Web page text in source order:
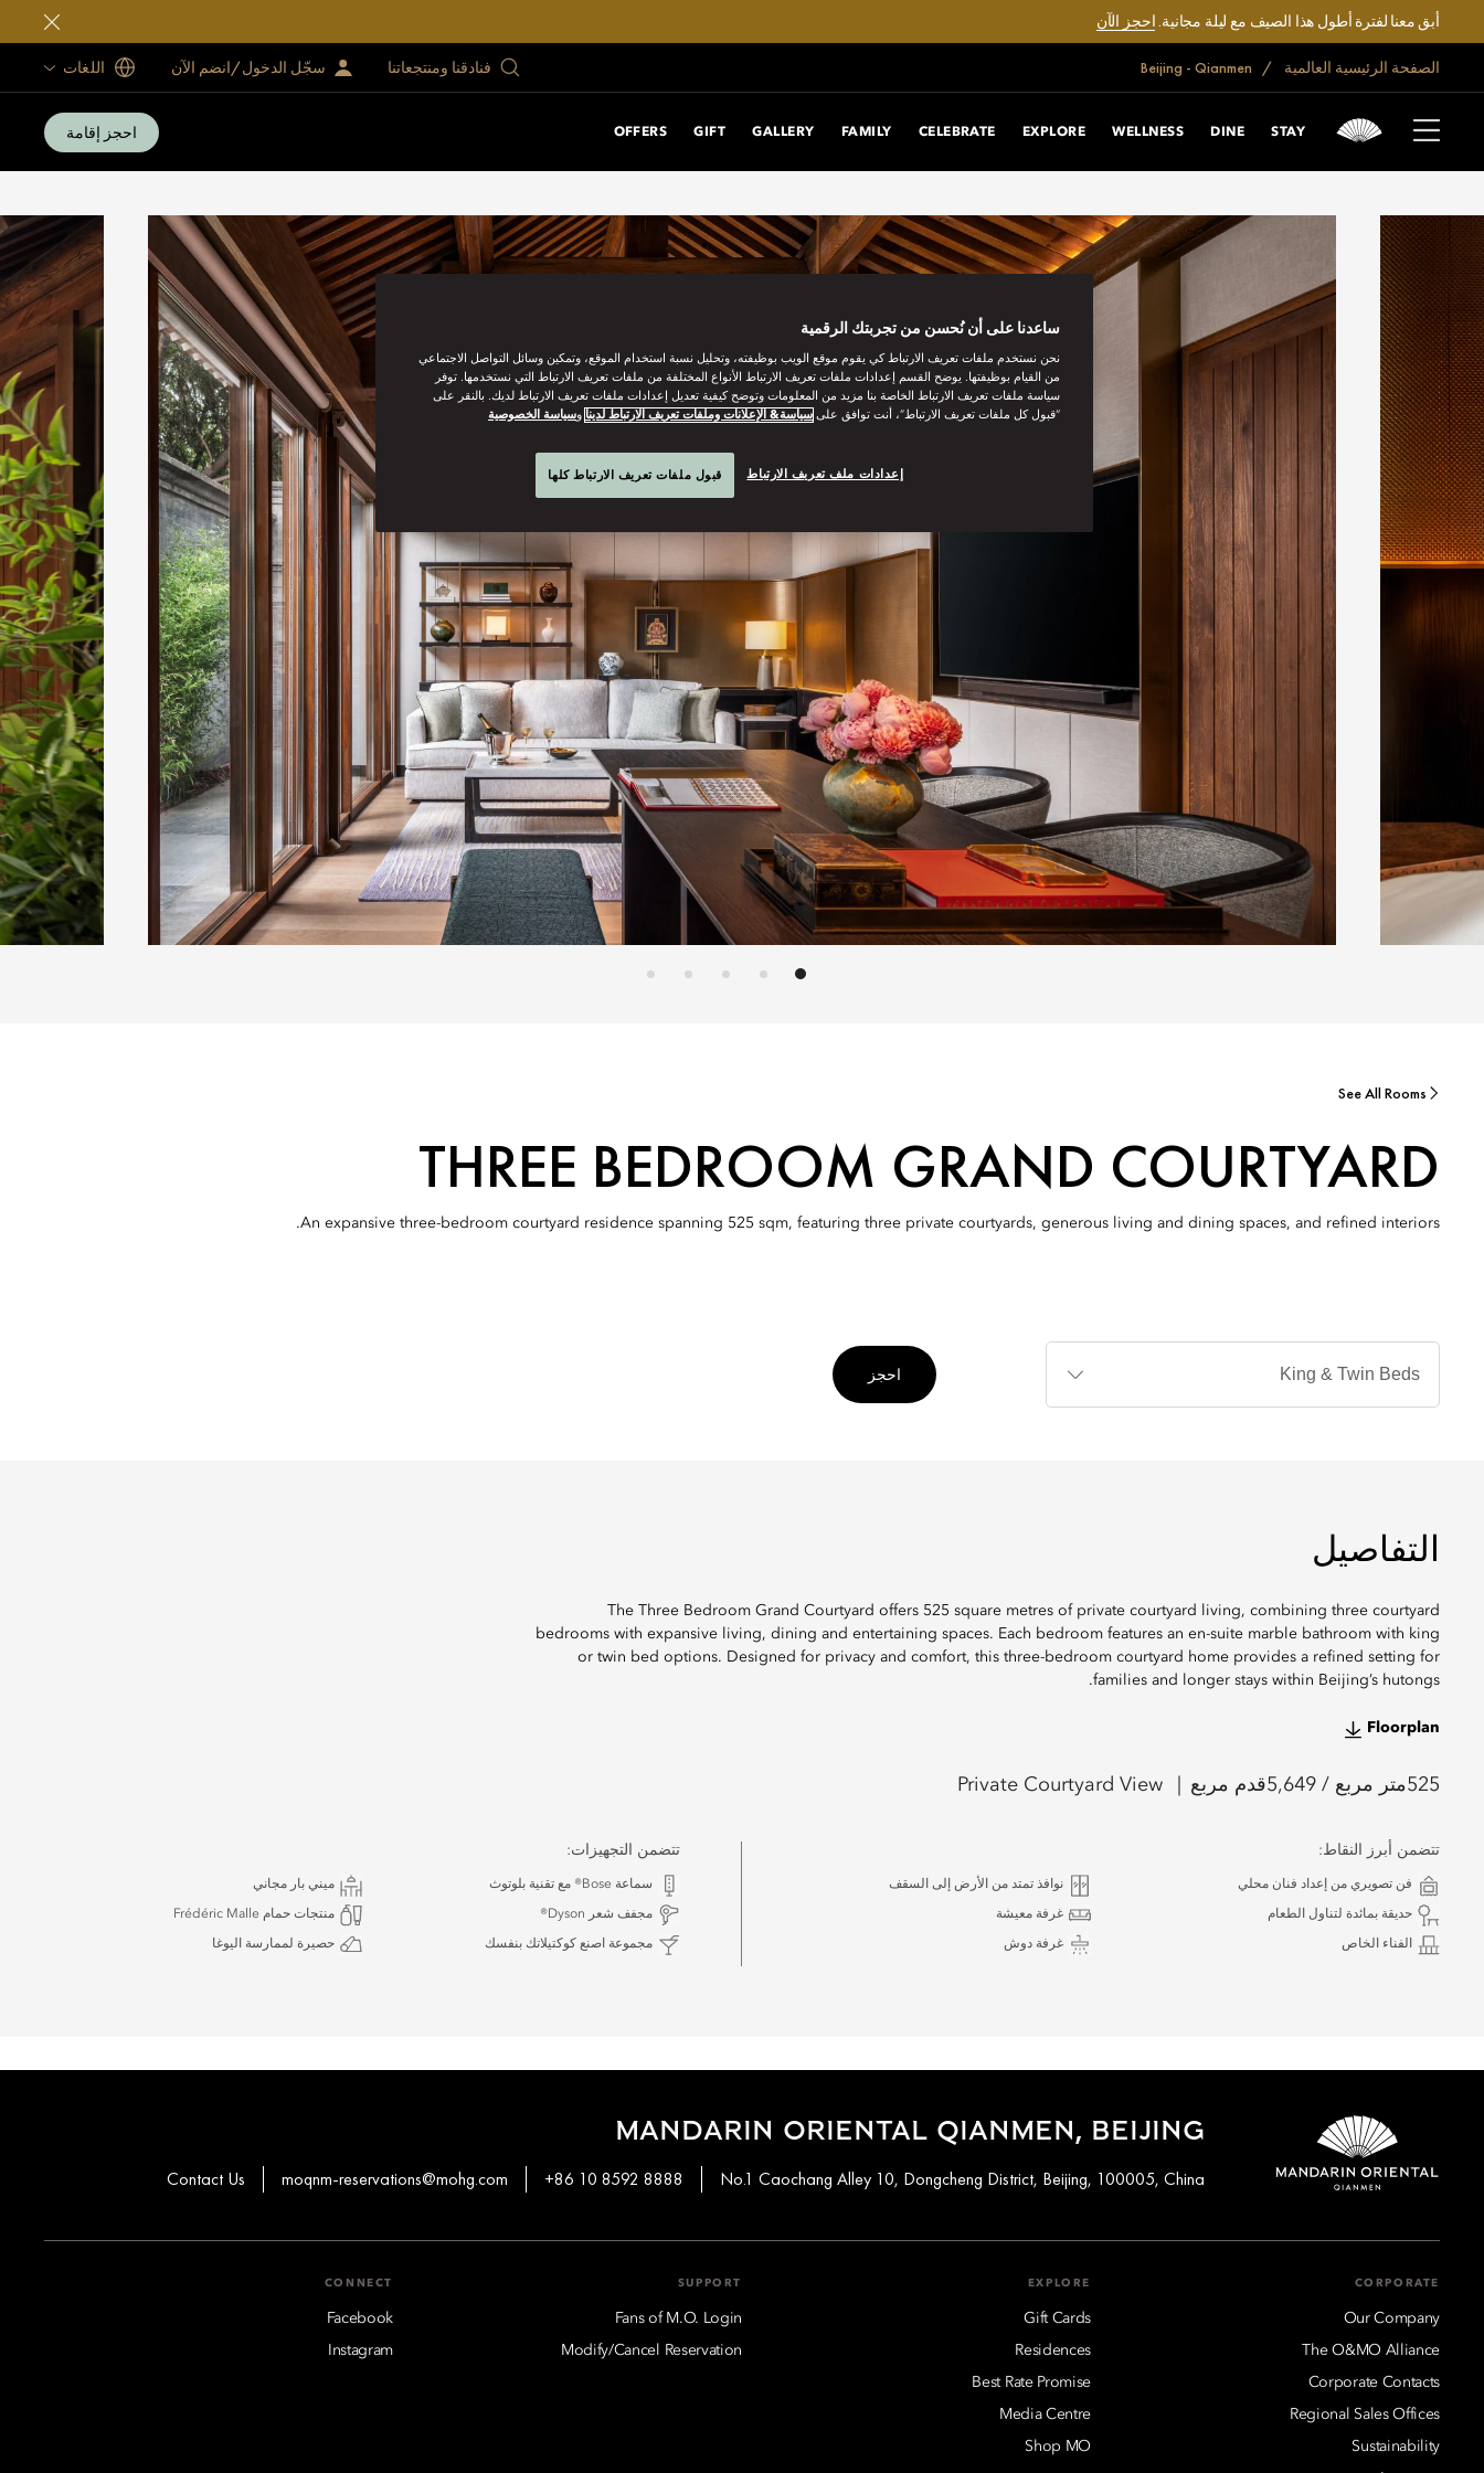
أبق معنا لفترة أطول هذا الصيف مع ليلة مجانية.احجز الآن
الصفحة الرئيسية العالمية فنادقنا ومنتجعاتنا سجّل الدخول/انضم الآن اللغات
STAY
DINE
WELLNESS
EXPLORE
CELEBRATE
FAMILY
GALLERY
GIFT
OFFERS احجز إقامة
See All Rooms
THREE BEDROOM GRAND COURTYARD
An expansive three-bedroom courtyard residence spanning 525 sqm, featuring three private courtyards, generous living and dining spaces, and refined interiors.
أنواع
احجز
التفاصيل
The Three Bedroom Grand Courtyard offers 525 square metres of private courtyard living, combining three courtyard
bedrooms with expansive living, dining and entertaining spaces. Each bedroom features an en-suite marble bathroom with king
or twin bed options. Designed for privacy and comfort, this three-bedroom courtyard home provides a refined setting for
families and longer stays within Beijing’s hutongs.
Floorplan
525متر مربع / 5,649قدم مربع Private Courtyard View
تتضمن أبرز النقاط:
فن تصويري من إعداد فنان محلي نوافذ تمتد من الأرض إلى السقف
حديقة بمائدة لتناول الطعام غرفة معيشة
الفناء الخاص غرفة دوش
تتضمن التجهيزات:
سماعة Bose® مع تقنية بلوتوث ميني بار مجاني
مجفف شعر Dyson® منتجات حمام Frédéric Malle
مجموعة اصنع كوكتيلاتك بنفسك حصيرة لممارسة اليوغا
MANDARIN ORIENTAL QIANMEN, BEIJING
No.1 Caochang Alley 10, Dongcheng District, Beijing, 100005, China
+86 10 8592 8888
moqnm-reservations@mohg.com
Contact Us
CORPORATE
Our Company
The O&MO Alliance
Corporate Contacts
Regional Sales Offices
Sustainability
EXPLORE
Gift Cards
Residences
Best Rate Promise
Media Centre
Shop MO
SUPPORT
Fans of M.O. Login
Modify/Cancel Reservation
CONNECT
Facebook
Instagram
ساعدنا على أن نُحسن من تجربتك الرقمية
نحن نستخدم ملفات تعريف الارتباط كي يقوم موقع الويب بوظيفته، وتحليل نسبة استخدام الموقع، وتمكين وسائل التواصل الاجتماعي
من القيام بوظيفتها. يوضح القسم إعدادات ملفات تعريف الارتباط الأنواع المختلفة من ملفات تعريف الارتباط التي نستخدمها. توفر
سياسة ملفات تعريف الارتباط الخاصة بنا مزيد من المعلومات وتوضح كيفية تعديل إعدادات ملفات تعريف الارتباط لديك. بالنقر على
“قبول كل ملفات تعريف الارتباط”، أنت توافق على سياسة& الإعلانات وملفات تعريف الارتباط لدينا وسياسة الخصوصية
إعدادات ملف تعريف الارتباط قبول ملفات تعريف الارتباط كلها